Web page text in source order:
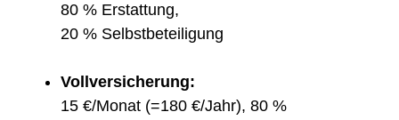
80 % Erstattung,
20 % Selbstbeteiligung
Vollversicherung:
15 €/Monat (=180 €/Jahr), 80 %